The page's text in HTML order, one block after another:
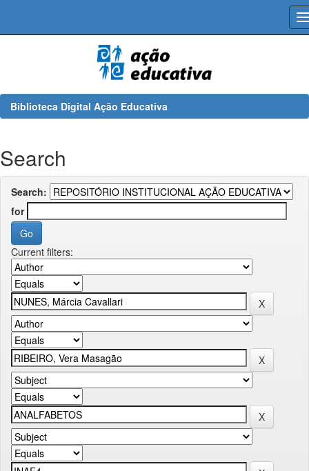
Biblioteca Digital Ação Educativa
Search
Search:
for
Current filters: